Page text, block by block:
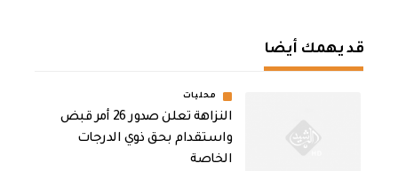
قد يهمك أيضا
محليات
النزاهة تعلن صدور 26 أمر قبض
واستقدام بحق ذوي الدرجات
الخاصة